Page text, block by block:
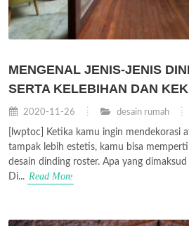
MENGENAL JENIS-JENIS
SERTA KELEBIHAN DAN
2020-11-26 desain rumah
[lwptoc] Ketika kamu ingin mendekorasi
tampak lebih estetis, kamu bisa
desain dinding roster. Apa yang
Di... Read More